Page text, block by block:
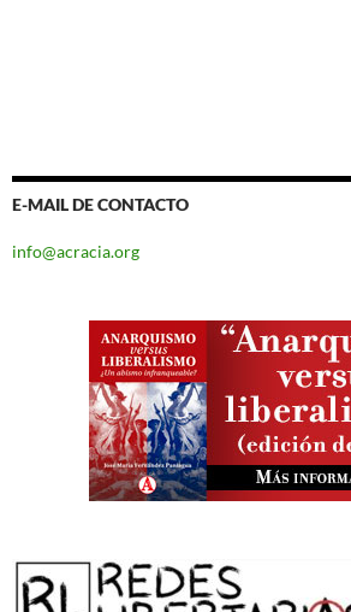
E-MAIL DE CONTACTO
info@acracia.org